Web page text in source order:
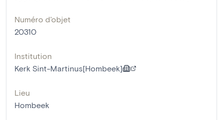
Numéro d'objet
20310
Institution
Kerk Sint-Martinus[Hombeek]
Lieu
Hombeek